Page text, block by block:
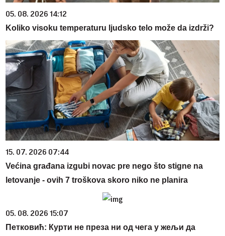
05. 08. 2026 14:12
Koliko visoku temperaturu ljudsko telo može da izdrži?
15. 07. 2026 07:44
Većina građana izgubi novac pre nego što stigne na
letovanje - ovih 7 troškova skoro niko ne planira
05. 08. 2026 15:07
Петковић: Курти не преза ни од чега у жељи да